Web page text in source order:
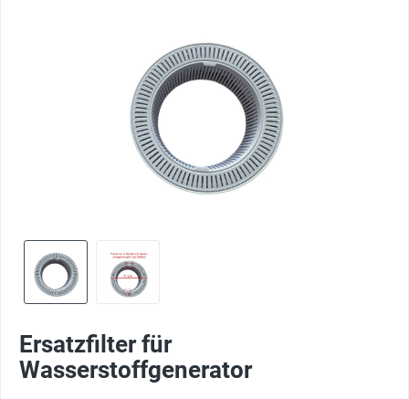
Ersatzfilter für
Wasserstoffgenerator